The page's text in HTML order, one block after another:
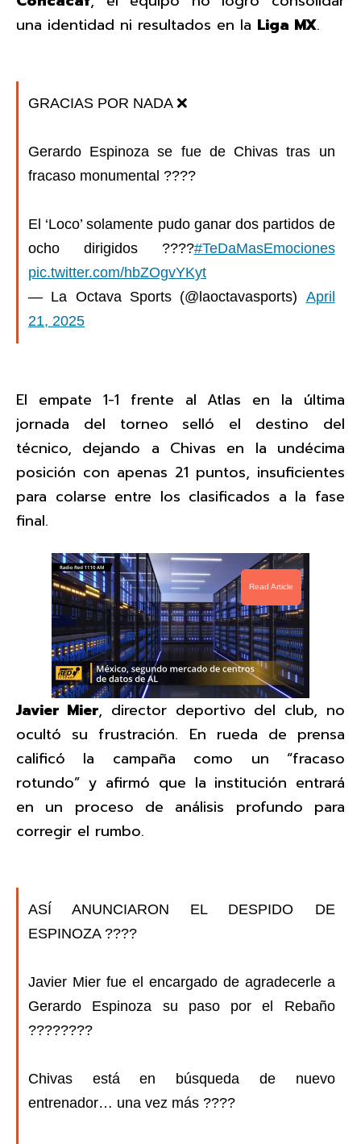
una identidad ni resultados en la Liga MX.
GRACIAS POR NADA ❌
Gerardo Espinoza se fue de Chivas tras un
fracaso monumental ????
El ‘Loco’ solamente pudo ganar dos partidos de
ocho dirigidos ????#TeDaMasEmociones
pic.twitter.com/hbZOgvYKyt
— La Octava Sports (@laoctavasports) April
21, 2025
El empate 1-1 frente al Atlas en la última
jornada del torneo selló el destino del
técnico, dejando a Chivas en la undécima
posición con apenas 21 puntos, insuficientes
para colarse entre los clasificados a la fase
final.
Read Article
Javier Mier, director deportivo del club, no
ocultó su frustración. En rueda de prensa
calificó la campaña como un “fracaso
rotundo” y afirmó que la institución entrará
en un proceso de análisis profundo para
corregir el rumbo.
ASÍ ANUNCIARON EL DESPIDO DE
ESPINOZA ????
Javier Mier fue el encargado de agradecerle a
Gerardo Espinoza su paso por el Rebaño
????????
Chivas está en búsqueda de nuevo
entrenador… una vez más ????